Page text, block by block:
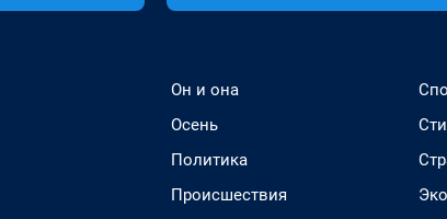
Он и она
Осень
Политика
Происшествия